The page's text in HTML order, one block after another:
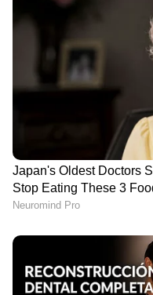
LATEST VIDEOS